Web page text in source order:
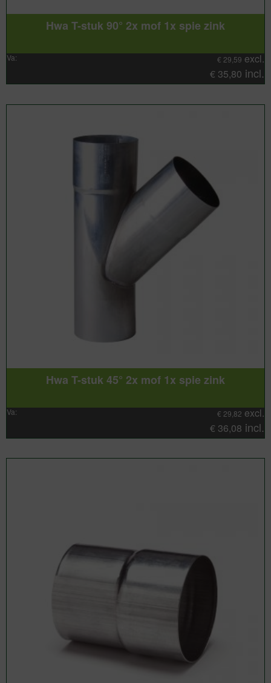
Hwa T-stuk 90° 2x mof 1x spie zink
Va: € 29,59 excl.
€ 35,80 incl.
Hwa T-stuk 45° 2x mof 1x spie zink
Va: € 29,82excl.
€ 36,08 incl.